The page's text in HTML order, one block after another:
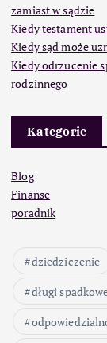
zamiast w sądzie
Kiedy testament
Kiedy sąd może
Kiedy odrzucenie
rodzinnego
Kategorie
Blog
Finanse
poradnik
dziedziczenie
długi